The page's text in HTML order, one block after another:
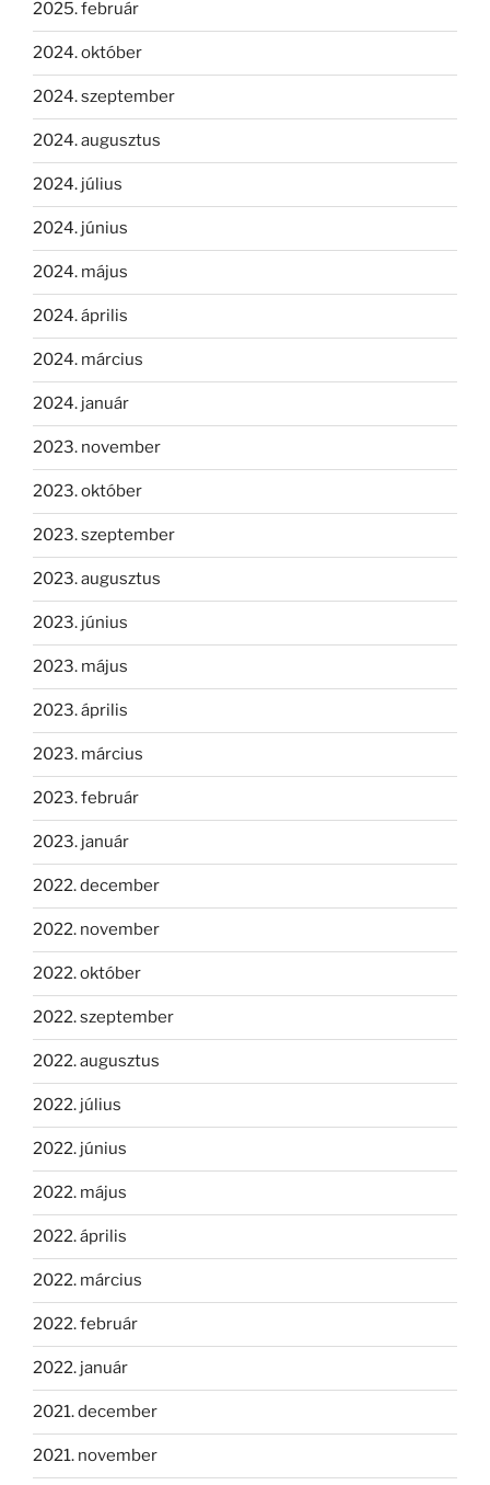
2025. február
2024. október
2024. szeptember
2024. augusztus
2024. július
2024. június
2024. május
2024. április
2024. március
2024. január
2023. november
2023. október
2023. szeptember
2023. augusztus
2023. június
2023. május
2023. április
2023. március
2023. február
2023. január
2022. december
2022. november
2022. október
2022. szeptember
2022. augusztus
2022. július
2022. június
2022. május
2022. április
2022. március
2022. február
2022. január
2021. december
2021. november